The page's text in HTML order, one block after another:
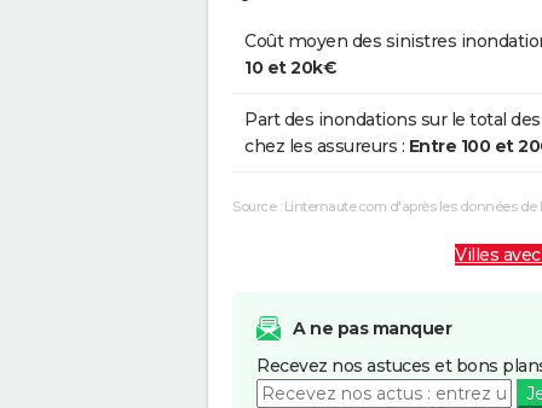
Inondations et/ou Coulées de Boue
Inondations et/ou Coulées de Boue
Coût moyen des sinistres
10 et 20k€
Part des inondations sur le total
chez les assureurs : Entre 100 et
Source : Linternaute.com d'après les données de
Villes
A ne pas manquer
Recevez nos astuces et bons